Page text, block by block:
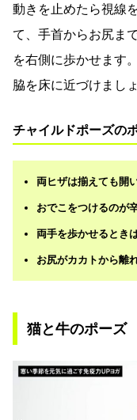
動きを止めたら視線
て、手首からお尻ま
を右側に歩かせます
脇を床に近づけまし
チャイルドポーズの
両ヒザは揃えても開
おでこをつけるのが
両手を歩かせるとき
お尻がカカトから離
猫と牛のポーズ